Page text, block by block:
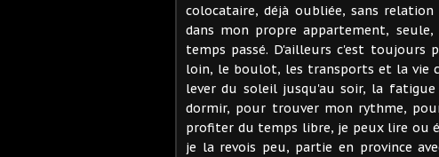
colocataire, déjà oubliée, sans
dans mon propre appartement,
temps passé. D'ailleurs c'est toujours
loin, le boulot, les transports et la vie
lever du soleil jusqu'au soir, la
dormir, pour trouver mon rythme,
profiter du temps libre, je peux lire ou
je la revois peu, partie en province